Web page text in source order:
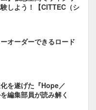
しよう！【CITTEC（シ
オーダーできるロード
を遂げた『Hope／
編集部員が読み解く